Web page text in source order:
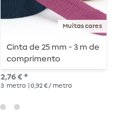
Muitas cores
Cinta de 25 mm - 3 m de
comprimento
2,76 € *
3 metro | 0,92 € / metro